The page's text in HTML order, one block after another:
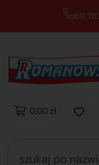
89
0,00 zł